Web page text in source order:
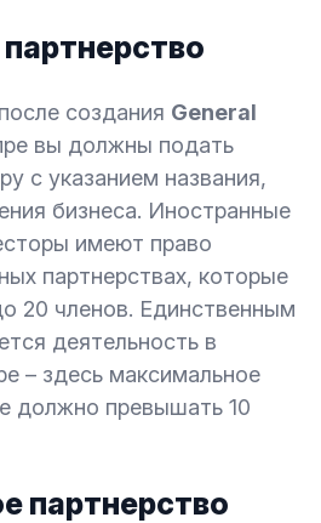
создания General
вы должны подать
с указанием названия,
бизнеса. Иностранные
имеют право
партнерствах, которые
20 членов. Единственным
деятельность в
– здесь максимальное
должно превышать 10
партнерство